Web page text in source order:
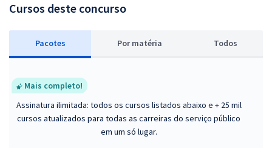
Cursos deste concurso
Pacotes Por matéria Todos
Mais completo!
Assinatura ilimitada: todos os cursos listados abaixo e + 25 mil
cursos atualizados para todas as carreiras do serviço público
em um só lugar.